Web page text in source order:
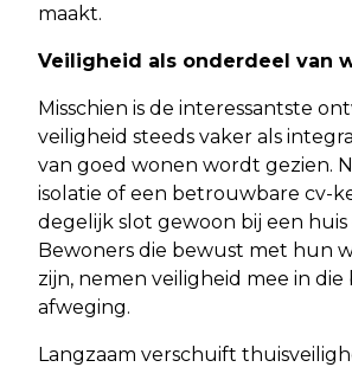
maakt.
Veiligheid als onderdeel van
Misschien is de interessantste
veiligheid steeds vaker als
van goed wonen wordt gezien.
isolatie of een betrouwbare cv-
degelijk slot gewoon bij een
Bewoners die bewust met hun
zijn, nemen veiligheid mee in die
afweging.
Langzaam verschuift